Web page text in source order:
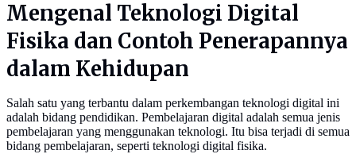
Mengenal Teknologi Digital
Fisika dan Contoh Penerapannya
dalam Kehidupan
Salah satu yang terbantu dalam perkembangan teknologi digital ini
adalah bidang pendidikan. Pembelajaran digital adalah semua jenis
pembelajaran yang menggunakan teknologi. Itu bisa terjadi di semua
bidang pembelajaran, seperti teknologi digital fisika.